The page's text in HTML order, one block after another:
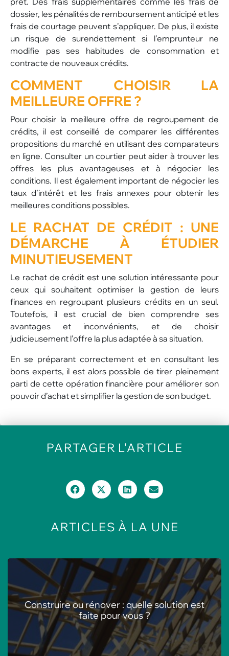
dossier, les pénalités de remboursement anticipé et les
frais de courtage peuvent s’appliquer. De plus, il existe
un risque de surendettement si l’emprunteur ne
modifie pas ses habitudes de consommation et
contracte de nouveaux crédits.
COMMENT CHOISIRLA
MEILLEURE OFFRE ?
Pour choisir la meilleure offre de regroupement de
crédits, il est conseillé de comparer les différentes
propositions du marché en utilisant des comparateurs
en ligne. Consulter un courtier peut aider à trouver les
offres les plus avantageuses et à négocier les
conditions. Il est également important de négocier les
taux d’intérêt et les frais annexes pour obtenir les
meilleures conditions possibles.
LE RACHAT DE CRÉDIT : UNE
DÉMARCHE À ÉTUDIER
MINUTIEUSEMENT
Le rachat de crédit est une solution intéressante pour
ceux qui souhaitent optimiser la gestion de leurs
finances en regroupant plusieurs crédits en un seul.
Toutefois, il est crucial de bien comprendre ses
avantages et inconvénients, et de choisir
judicieusement l’offre la plus adaptée à sa situation.
En se préparant correctement et en consultant les
bons experts, il est alors possible de tirer pleinement
parti de cette opération financière pour améliorer son
pouvoir d’achat et simplifier la gestion de son budget.
PARTAGER L'ARTICLE
ARTICLES À LA UNE
Les meilleures animations pour centres de
loisirs en été